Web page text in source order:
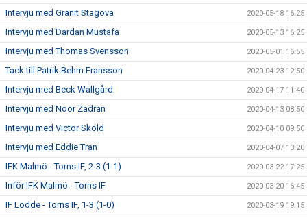
Intervju med Granit Stagova 2020-05-18 16:25
Intervju med Dardan Mustafa 2020-05-13 16:25
Intervju med Thomas Svensson 2020-05-01 16:55
Tack till Patrik Behm Fransson 2020-04-23 12:50
Intervju med Beck Wallgård 2020-04-17 11:40
Intervju med Noor Zadran 2020-04-13 08:50
Intervju med Victor Sköld 2020-04-10 09:50
Intervju med Eddie Tran 2020-04-07 13:20
IFK Malmö - Torns IF, 2-3 (1-1) 2020-03-22 17:25
Inför IFK Malmö - Torns IF 2020-03-20 16:45
IF Lödde - Torns IF, 1-3 (1-0) 2020-03-19 19:15